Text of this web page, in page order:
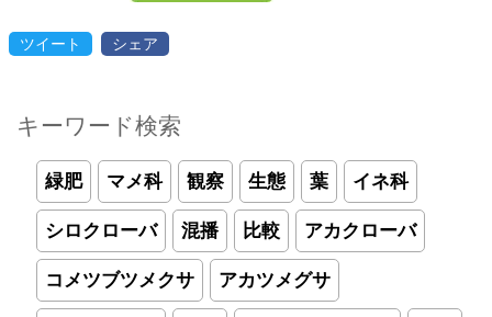
ツイート シェア
キーワード検索
緑肥 マメ科 観察 生態 葉 イネ科
シロクローバ 混播 比較 アカクローバ
コメツブツメクサ アカツメグサ